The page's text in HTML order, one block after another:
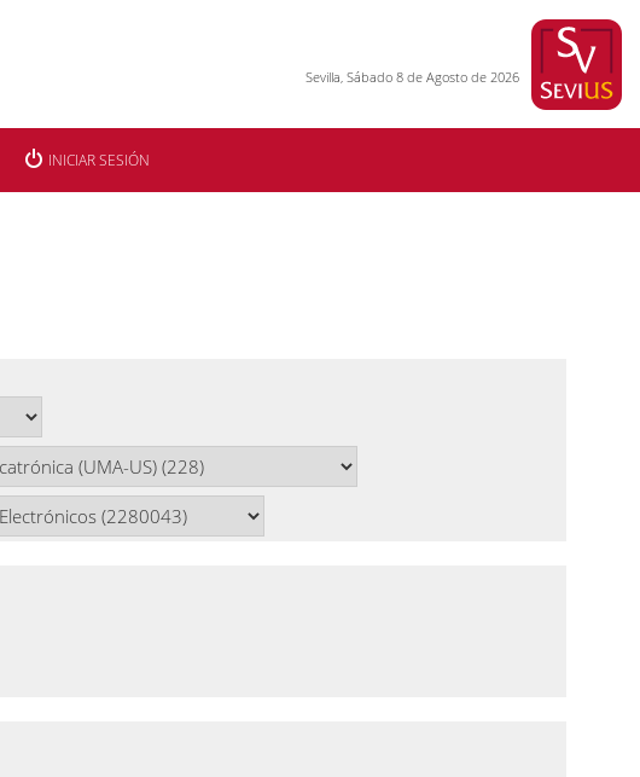
Sevilla, Sábado 8 de Agosto de 2026
INICIAR SESIÓN